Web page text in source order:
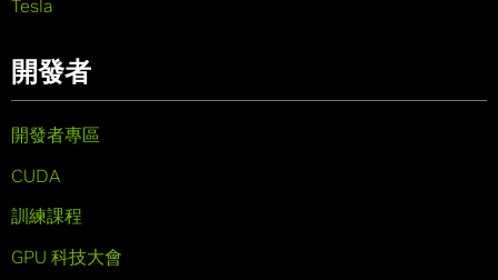
Tesla
開發者
開發者專區
CUDA
訓練課程
GPU 科技大會